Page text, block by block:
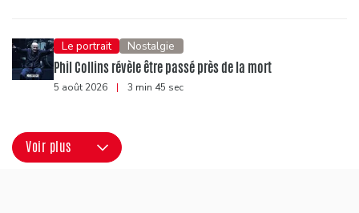
Le portrait Nostalgie
Phil Collins révèle être passé près de la mort
5 août 2026 | 3 min 45 sec
Voir plus